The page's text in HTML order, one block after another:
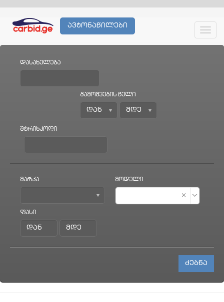
ავტონაწილები
დასახელება
გამოშვების წელი
შტრიხკოდი
მარკა მოდელი
ფასი